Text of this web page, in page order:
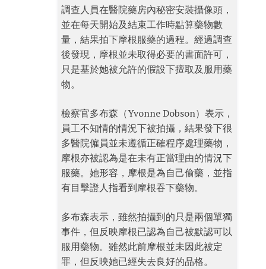
調查人員在醫院藥房內秘密安裝攝像頭，
並在每天開始及結束工作時點算藥物數
量，結果拍下摩根服藥的過程。經過調查
後發現，摩根並未取得必要的書面許可，
只是基於她被允許的假設下擅取及服用藥
物。
檢察官多布森（Yvonne Dobson）表示，
員工不知情的情況下被拍攝，結果發下很
多醫院僱員並未遵循正確程序處理藥物，
摩根亦被認為是在未有正當理由的情況下
服藥。她形容，摩根是為自己偷藥，並指
有目擊證人指看到摩根吞下藥物。
多布森表示，雖然拍攝到的只是兩個單獨
事件，但反映摩根已認為自己被默認可以
服用藥物。雖然此前摩根並未因此被定
罪，但反映她已經失去良好的品格。